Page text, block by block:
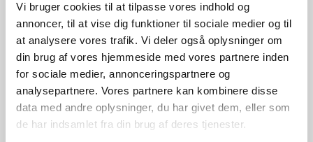
Vi bruger cookies til at tilpasse vores indhold og
annoncer, til at vise dig funktioner til sociale medier og til
at analysere vores trafik. Vi deler også oplysninger om
din brug af vores hjemmeside med vores partnere inden
for sociale medier, annonceringspartnere og
analysepartnere. Vores partnere kan kombinere disse
data med andre oplysninger, du har givet dem, eller som
de har indsamlet fra din brug af deres tjenester.